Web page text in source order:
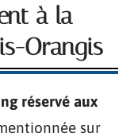
à la
Orangis
réservé aux
sur